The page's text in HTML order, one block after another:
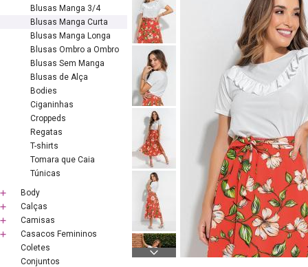
Blusas Manga 3/4
Blusas Manga Curta
Blusas Manga Longa
Blusas Ombro a Ombro
Blusas Sem Manga
Blusas de Alça
Bodies
Ciganinhas
Croppeds
Regatas
T-shirts
Tomara que Caia
Túnicas
Body
Calças
Camisas
Casacos Femininos
Coletes
Conjuntos